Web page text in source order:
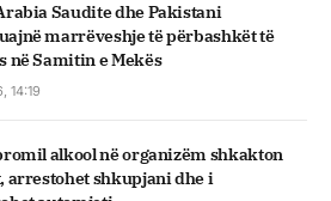
Saudite dhe Pakistani
marrëveshje të përbashkët të
në Samitin e Mekës
14:19
alkool në organizëm shkakton
arrestohet shkupjani dhe i